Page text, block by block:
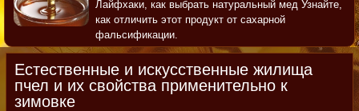
Лайфхаки, как выбрать натуральный мед Узнайте,
как отличить этот продукт от сахарной
фальсификации.
Естественные и искусственные жилища
пчел и их свойства применительно к
зимовке